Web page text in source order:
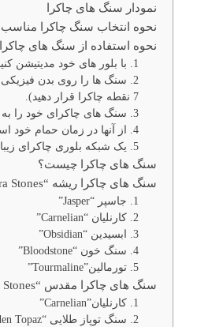
نمودار سنگ های چاکرا
نحوه انتخاب سنگ چاکرا
نحوه استفاده از سنگ های چاکرا
1. با بلور های خود مدیتیشن کنید.
2. سنگ ها را روی بدن فیزیکی
7 نقطه چاکرا قرار دهید).
3. سنگ های چاکرای خود را به عنوان جواهر بپوشید.
4. از آنها در زمان حمام خود استفاده کنید.
5. یک شبکه بلوری چاکرای زیبا برای خود ایجاد کنید.
سنگ های چاکرا چیست؟
سنگ های چاکرا ریشه “Root Chakra Stones”
1. جاسپر “Jasper”
2. کارنلیان “Carnelian”
3. ابسیدین “Obsidian”
4. سنگ خون “Bloodstone”
5. تورمالین”Tourmaline”
سنگ های چاکرا مقدس “Sacral Chakra Stones”
1. کارنلیان”Carnelian”
2. سنگ توپاز طلایی “Golden Topaz”